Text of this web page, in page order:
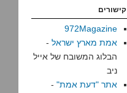
קישורים
972Magazine
אמת מארץ ישראל -
הבלוג המשובח של אייל
ניב
אתר "דעת אמת" -